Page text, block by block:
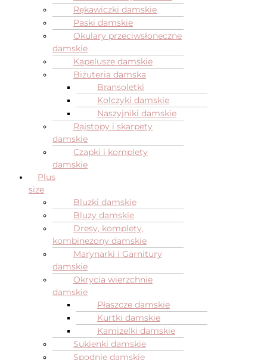
Rękawiczki damskie
Paski damskie
Okulary przeciwsłoneczne
damskie
Kapelusze damskie
Biżuteria damska
Bransoletki
Kolczyki damskie
Naszyjniki damskie
Rajstopy i skarpety
damskie
Czapki i komplety
damskie
Plus
size
Bluzki damskie
Bluzy damskie
Dresy, komplety,
kombinezony damskie
Marynarki i Garnitury
damskie
Okrycia wierzchnie
damskie
Płaszcze damskie
Kurtki damskie
Kamizelki damskie
Sukienki damskie
Spodnie damskie